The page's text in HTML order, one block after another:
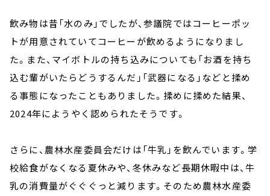
飲み物は昔「水のみ」でしたが、参議院ではコーヒーポッ
トが用意されていてコーヒーが飲めるようになりまし
た。また、マイボトルの持ち込みについても「お酒を持ち
込む輩がいたらどうするんだ」「武器になる」などと揉め
る事態になったこともありました。揉めに揉めた結果、
2024年にようやく認められたそうです。
さらに、農林水産委員会だけは「牛乳」を飲んでいます。学
校給食がなくなる夏休みや、冬休みなど長期休暇中は、牛
乳の消費量がぐぐぐっと減ります。そのため農林水産委